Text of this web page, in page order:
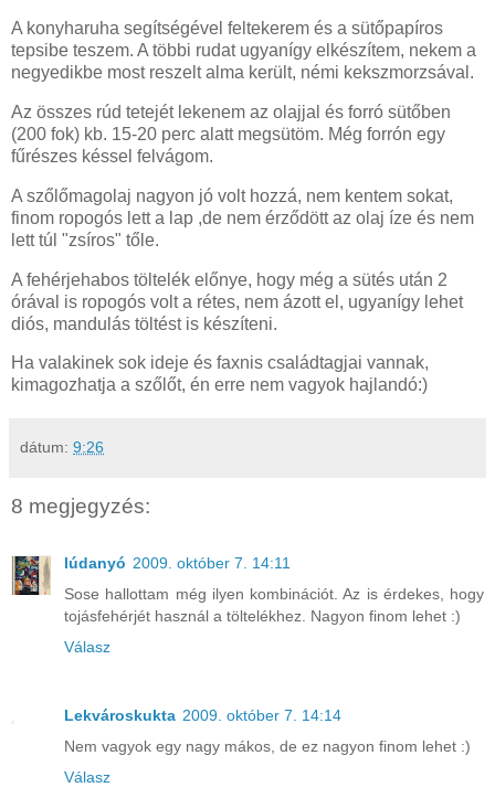
A konyharuha segítségével feltekerem és a sütőpapíros
tepsibe teszem. A többi rudat ugyanígy elkészítem, nekem a
negyedikbe most reszelt alma került, némi kekszmorzsával.
Az összes rúd tetejét lekenem az olajjal és forró sütőben
(200 fok) kb. 15-20 perc alatt megsütöm. Még forrón egy
fűrészes késsel felvágom.
A szőlőmagolaj nagyon jó volt hozzá, nem kentem sokat,
finom ropogós lett a lap ,de nem érződött az olaj íze és nem
lett túl "zsíros" tőle.
A fehérjehabos töltelék előnye, hogy még a sütés után 2
órával is ropogós volt a rétes, nem ázott el, ugyanígy lehet
diós, mandulás töltést is készíteni.
Ha valakinek sok ideje és faxnis családtagjai vannak,
kimagozhatja a szőlőt, én erre nem vagyok hajlandó:)
dátum: 9:26
8 megjegyzés:
lúdanyó 2009. október 7. 14:11
Sose hallottam még ilyen kombinációt. Az is érdekes, hogy
tojásfehérjét használ a töltelékhez. Nagyon finom lehet :)
Válasz
Lekvároskukta 2009. október 7. 14:14
Nem vagyok egy nagy mákos, de ez nagyon finom lehet :)
Válasz